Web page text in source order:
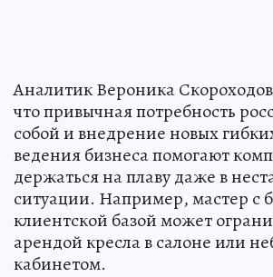
Аналитик Вероника
что привычная потребность
собой и внедрение новых
ведения бизнеса помогают
держаться на плаву даже в
ситуации. Например, мастер с
клиентской базой может
арендой кресла в салоне или
кабинетом.